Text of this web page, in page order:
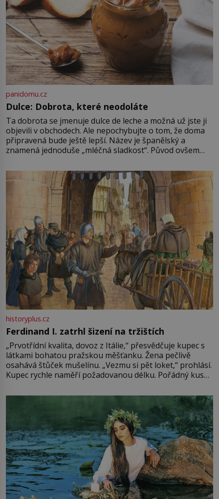
panidomu.cz
Dulce: Dobrota, které neodoláte
Ta dobrota se jmenuje dulce de leche a možná už jste ji
objevili v obchodech. Ale nepochybujte o tom, že doma
připravená bude ještě lepší. Název je španělský a
znamená jednoduše „mléčná sladkost“. Původ ovšem
pře hned několik latinskoamerických zemí a k tomu
Francie, kde se traduje,
historyplus.cz
Ferdinand I. zatrhl šizení na tržištích
„Prvotřídní kvalita, dovoz z Itálie,“ přesvědčuje kupec s
látkami bohatou pražskou měšťanku. Žena pečlivě
osahává štůček mušelínu. „Vezmu si pět loket,“ prohlásí.
Kupec rychle naměří požadovanou délku. Pořádný kus
milostpaní. Stačí jenom na sukni,“ zhodnotí švadlena
množství růžového mušelínu. „Ošidili vás, podívejte.“
Vezme do ruky dřevěnou